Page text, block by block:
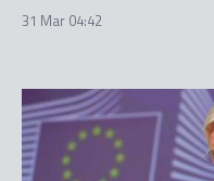
31 Mar 04:42